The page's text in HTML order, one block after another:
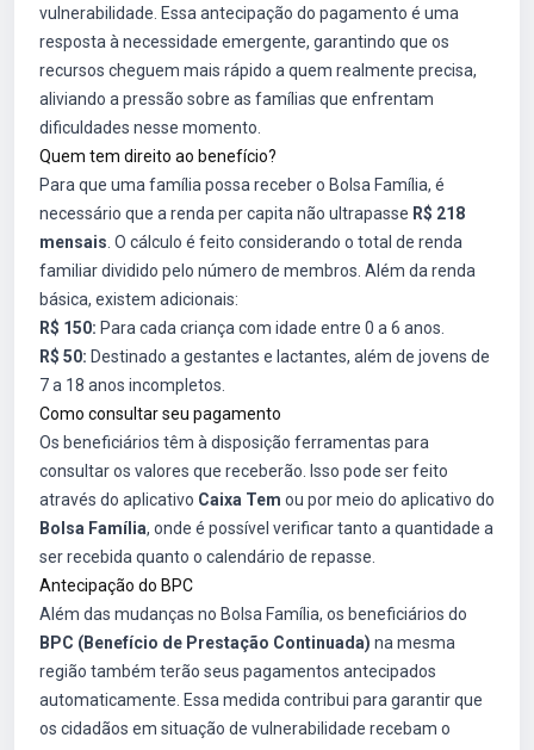
vulnerabilidade. Essa antecipação do pagamento é uma
resposta à necessidade emergente, garantindo que os
recursos cheguem mais rápido a quem realmente precisa,
aliviando a pressão sobre as famílias que enfrentam
dificuldades nesse momento.
Quem tem direito ao benefício?
Para que uma família possa receber o Bolsa Família, é
necessário que a renda per capita não ultrapasse R$ 218
mensais . O cálculo é feito considerando o total de renda
familiar dividido pelo número de membros. Além da renda
básica, existem adicionais:
R$ 150: Para cada criança com idade entre 0 a 6 anos.
R$ 50: Destinado a gestantes e lactantes, além de jovens de
7 a 18 anos incompletos.
Como consultar seu pagamento
Os beneficiários têm à disposição ferramentas para
consultar os valores que receberão. Isso pode ser feito
através do aplicativo Caixa Tem ou por meio do aplicativo do
Bolsa Família, onde é possível verificar tanto a quantidade a
ser recebida quanto o calendário de repasse.
Antecipação do BPC
Além das mudanças no Bolsa Família, os beneficiários do
BPC (Benefício de Prestação Continuada) na mesma
região também terão seus pagamentos antecipados
automaticamente. Essa medida contribui para garantir que
os cidadãos em situação de vulnerabilidade recebam o